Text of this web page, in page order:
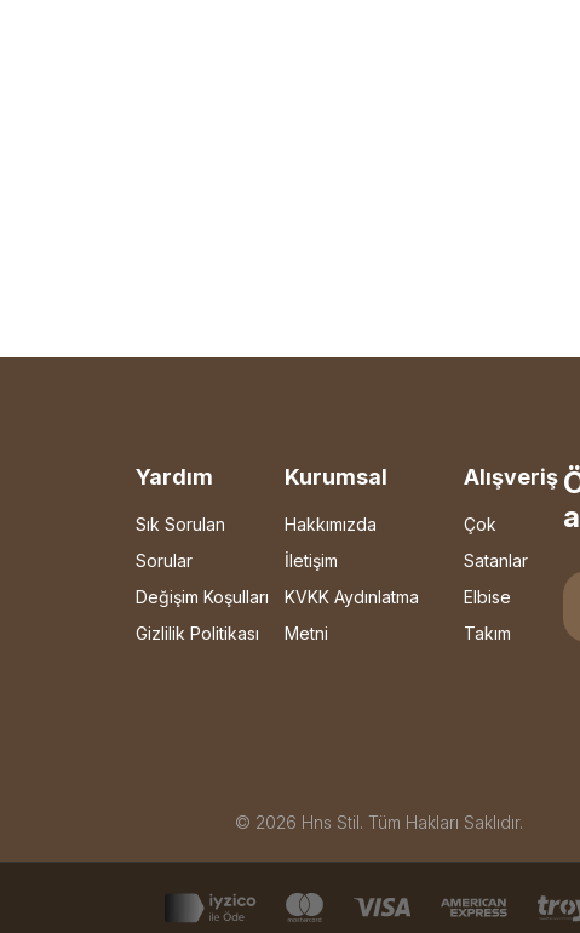
Yardım
Sık Sorulan
Sorular
Değişim Koşulları
Gizlilik Politikası
Kurumsal
Hakkımızda
İletişim
KVKK Aydınlatma
Metni
Alışveriş
Çok
Satanlar
Elbise
Takım
© 2026 Hns Stil. Tüm Hakları Saklıdır.